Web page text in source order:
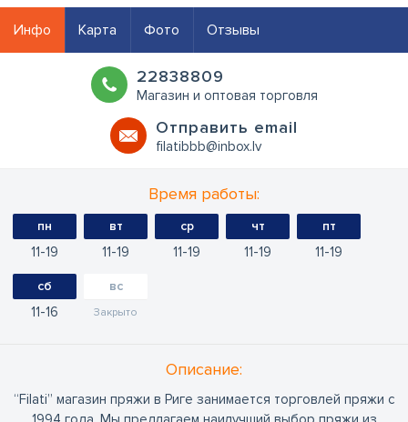
Инфо Карта Фото Отзывы
22838809
Магазин и оптовая торговля
Oтправить email
filatibbb@inbox.lv
Время работы:
пн
11 19
вт
11 19
ср
11 19
чт
11 19
пт
11 19
сб
11 16
вс
Закрыто
Oписание:
“Filati” магазин пряжи в Риге занимается торговлей пряжи с